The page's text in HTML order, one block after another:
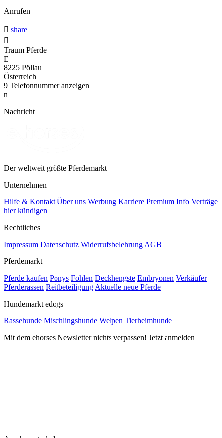
Anrufen
 share

Traum Pferde
E
8225 Pöllau
Österreich
9 Telefonnummer anzeigen
n
Nachricht
Der weltweit größte Pferdemarkt
Unternehmen
Hilfe & Kontakt Über uns Werbung Karriere Premium Info Verträge
hier kündigen
Rechtliches
Impressum Datenschutz Widerrufsbelehrung AGB
Pferdemarkt
Pferde kaufen Ponys Fohlen Deckhengste Embryonen Verkäufer
Pferderassen Reitbeteiligung Aktuelle neue Pferde
Hundemarkt edogs
Rassehunde Mischlingshunde Welpen Tierheimhunde
Mit dem ehorses Newsletter nichts verpassen! Jetzt anmelden